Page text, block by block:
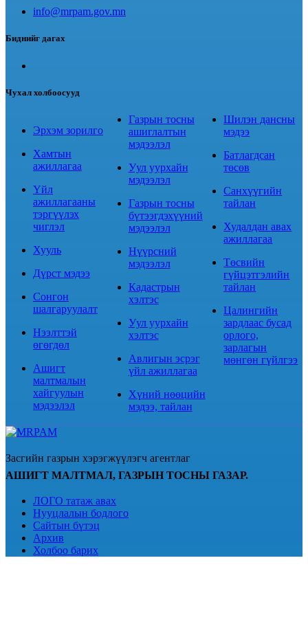
info@mrpam.gov.mn
Биднийг дагах
Чухал холбоосууд
Эрхэм зорилго
Хамтын
ажиллагаа
Үйл
ажиллагааны
тэргүүлэх
чиглэл
Хууль
Дүрст мэдээ
Сонгон
шалгаруулалт
Нээлттэй
өгөгдөл
Ашигт
малтмалын
хайгуулын
мэдээлэл
Газрын тосны
ашиглалтын
мэдээлэл
Уул уурхайн
мэдээлэл
Газрын тосны
бүтээгдэхүүний
мэдээлэл
Нүүрсний
мэдээлэл
Кадастрын
хэлтэс
Уул уурхайн
хэлтэс
Авлигын эсрэг
үйл ажиллагаа
Хүний нөөцийн
мэдээ, тайлан
Шилэн дансны
мэдээ
Батлагдсан
төсөв
Санхүүгийн
тайлан
Худалдан авах
ажиллагаа
Төсвийн
гүйцэтгэлийн
тайлан
Цалингийн
зардлаас бусад
орлого,
зарлагын
мөнгөн гүйлгээ
Засгийн газрын хэрэгжүүлэгч агентлаг
АШИГТ МАЛТМАЛ, ГАЗРЫН ТОСНЫ ГАЗАР.
ЛОГО татаж авах
Нууцлалын бодлого
Сайтын бүтэц
Архив
Холбоо барих